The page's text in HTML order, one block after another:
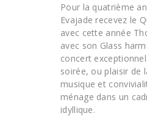
Pour la quatrième
Evajade recevez le
avec cette année
avec son Glass
concert
soirée, ou plaisir de
musique et
ménage dans un
idyllique.